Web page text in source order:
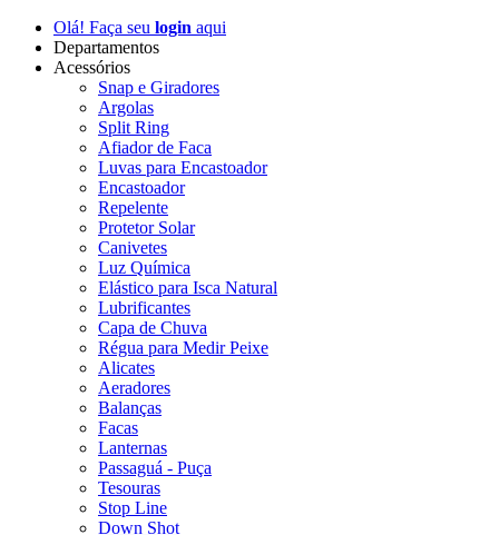
Olá! Faça seu login aqui
Departamentos
Acessórios
Snap e Giradores
Argolas
Split Ring
Afiador de Faca
Luvas para Encastoador
Encastoador
Repelente
Protetor Solar
Canivetes
Luz Química
Elástico para Isca Natural
Lubrificantes
Capa de Chuva
Régua para Medir Peixe
Alicates
Aeradores
Balanças
Facas
Lanternas
Passaguá - Puça
Tesouras
Stop Line
Down Shot